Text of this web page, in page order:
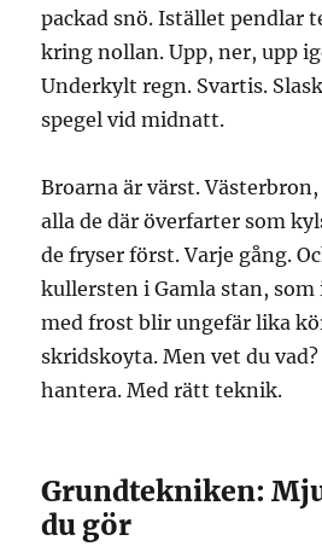
packad snö. Istället pendlar
kring nollan. Upp, ner, upp
Underkylt regn. Svartis.
spegel vid midnatt.
Broarna är värst.
alla de där överfarter som
de fryser först. Varje gång.
kullersten i Gamla stan,
med frost blir ungefär lika
skridskoyta. Men vet du
hantera. Med rätt teknik.
Grundtekniken:
du gör